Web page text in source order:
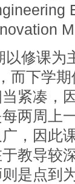
以修课为
而下学
紧凑，
两周上
，因此
于教导较
是点到